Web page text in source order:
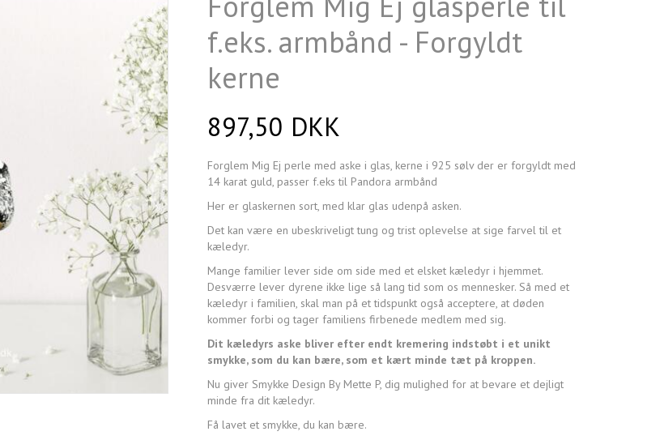
f.eks. armbånd - Forgyldt
kerne
897,50 DKK
Forglem Mig Ej perle med aske i glas, kerne i 925 sølv der er forgyldt med
14 karat guld, passer f.eks til Pandora armbånd
Her er glaskernen sort, med klar glas udenpå asken.
Det kan være en ubeskriveligt tung og trist oplevelse at sige farvel til et
kæledyr.
Mange familier lever side om side med et elsket kæledyr i hjemmet.
Desværre lever dyrene ikke lige så lang tid som os mennesker. Så med et
kæledyr i familien, skal man på et tidspunkt også acceptere, at døden
kommer forbi og tager familiens firbenede medlem med sig.
Dit kæledyrs aske bliver efter endt kremering indstøbt i et unikt
smykke, som du kan bære, som et kært minde tæt på kroppen.
Nu giver Smykke Design By Mette P, dig mulighed for at bevare et dejligt
minde fra dit kæledyr.
Få lavet et smykke, du kan bære.